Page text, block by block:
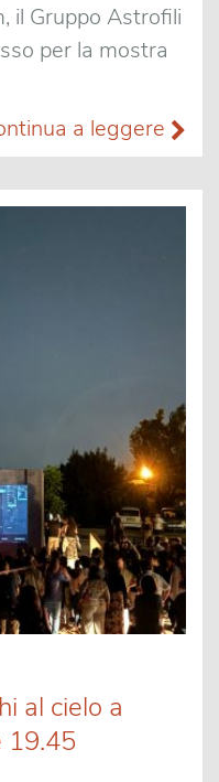
il Gruppo Astrofili
per la mostra
a leggere
al cielo a
19.45